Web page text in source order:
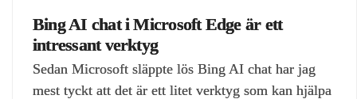
Bing AI chat i Microsoft Edge är ett
intressant verktyg
Sedan Microsoft släppte lös Bing AI chat har jag
mest tyckt att det är ett litet verktyg som kan hjälpa